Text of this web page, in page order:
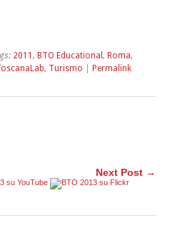
2011 , BTO Educational , Roma,
, Turismo Permalink
Next Post →